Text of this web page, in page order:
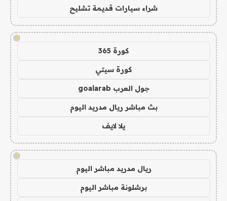
شراء سيارات قديمة تشليح
!
كورة 365
كورة سيتي
جول العرب goalarab
بث مباشر ريال مدريد اليوم
يلا لايف
!
ريال مدريد مباشر اليوم
برشلونة مباشر اليوم